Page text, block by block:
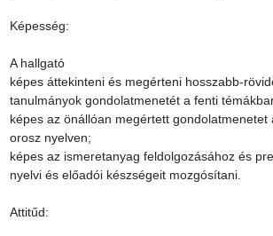
Képesség:
A hallgató
képes áttekinteni és megérteni hosszabb-
tanulmányok gondolatmenetét a fenti
képes az önállóan megértett gondolatmenetet
orosz nyelven;
képes az ismeretanyag feldolgozásához és
nyelvi és előadói készségeit mozgósítani.
Attitűd: